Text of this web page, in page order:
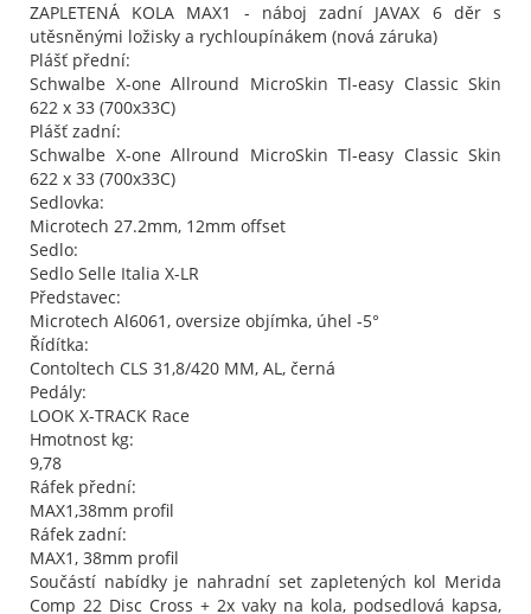
ZAPLETENÁ KOLA MAX1 - náboj zadní JAVAX 6 děr s
utěsněnými ložisky a rychloupínákem (nová záruka)
Plášť přední:
Schwalbe X-one Allround MicroSkin Tl-easy Classic Skin
622 x 33 (700x33C)
Plášť zadní:
Schwalbe X-one Allround MicroSkin Tl-easy Classic Skin
622 x 33 (700x33C)
Sedlovka:
Microtech 27.2mm, 12mm offset
Sedlo:
Sedlo Selle Italia X-LR
Představec:
Microtech Al6061, oversize objímka, úhel -5°
Řídítka:
Contoltech CLS 31,8/420 MM, AL, černá
Pedály:
LOOK X-TRACK Race
Hmotnost kg:
9,78
Ráfek přední:
MAX1,38mm profil
Ráfek zadní:
MAX1, 38mm profil
Součástí nabídky je nahradní set zapletených kol Merida
Comp 22 Disc Cross + 2x vaky na kola, podsedlová kapsa,